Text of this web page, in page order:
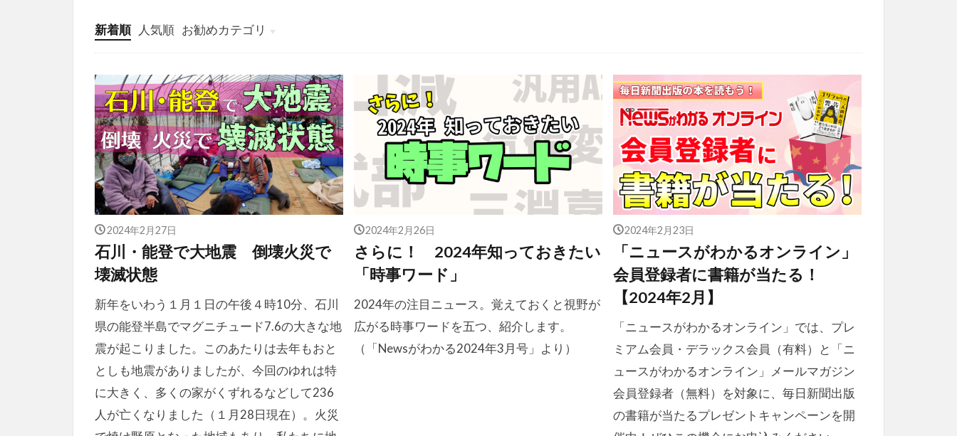
新着順 人気順 お勧めカテゴリ
投稿
学び
マンガ
電子書籍
2024年2月27日
石川・能登で大地震 倒壊火災で
壊滅状態
新年をいわう１月１日の午後４時10分、石川
県の能登半島でマグニチュード7.6の大きな地
震が起こりました。このあたりは去年もおと
としも地震がありましたが、今回のゆれは特
に大きく、多くの家がくずれるなどして236
人が亡くなりました（１月28日現在）。火災
2024年2月26日
さらに！ 2024年知っておきたい
「時事ワード」
2024年の注目ニュース。覚えておくと視野が
広がる時事ワードを五つ、紹介します。
（「Newsがわかる2024年3月号」より）
2024年2月23日
「ニュースがわかるオンライン」
会員登録者に書籍が当たる！
【2024年2月】
「ニュースがわかるオンライン」では、プレ
ミアム会員・デラックス会員（有料）と「ニ
ュースがわかるオンライン」メールマガジン
会員登録者（無料）を対象に、毎日新聞出版
の書籍が当たるプレゼントキャンペーンを開